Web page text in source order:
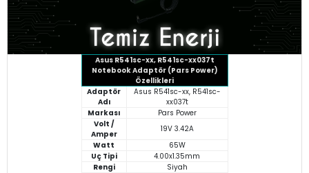
Asus R541sc-xx, R541sc-xx037t
Notebook Adaptör (Pars Power)
Özellikleri
Adaptör
Adı
Asus R541sc-xx, R541sc-
xx037t
Markası
Pars Power
Volt /
Amper
19V 3.42A
Watt
65W
Uç Tipi
4.00x1.35mm
Rengi
Siyah